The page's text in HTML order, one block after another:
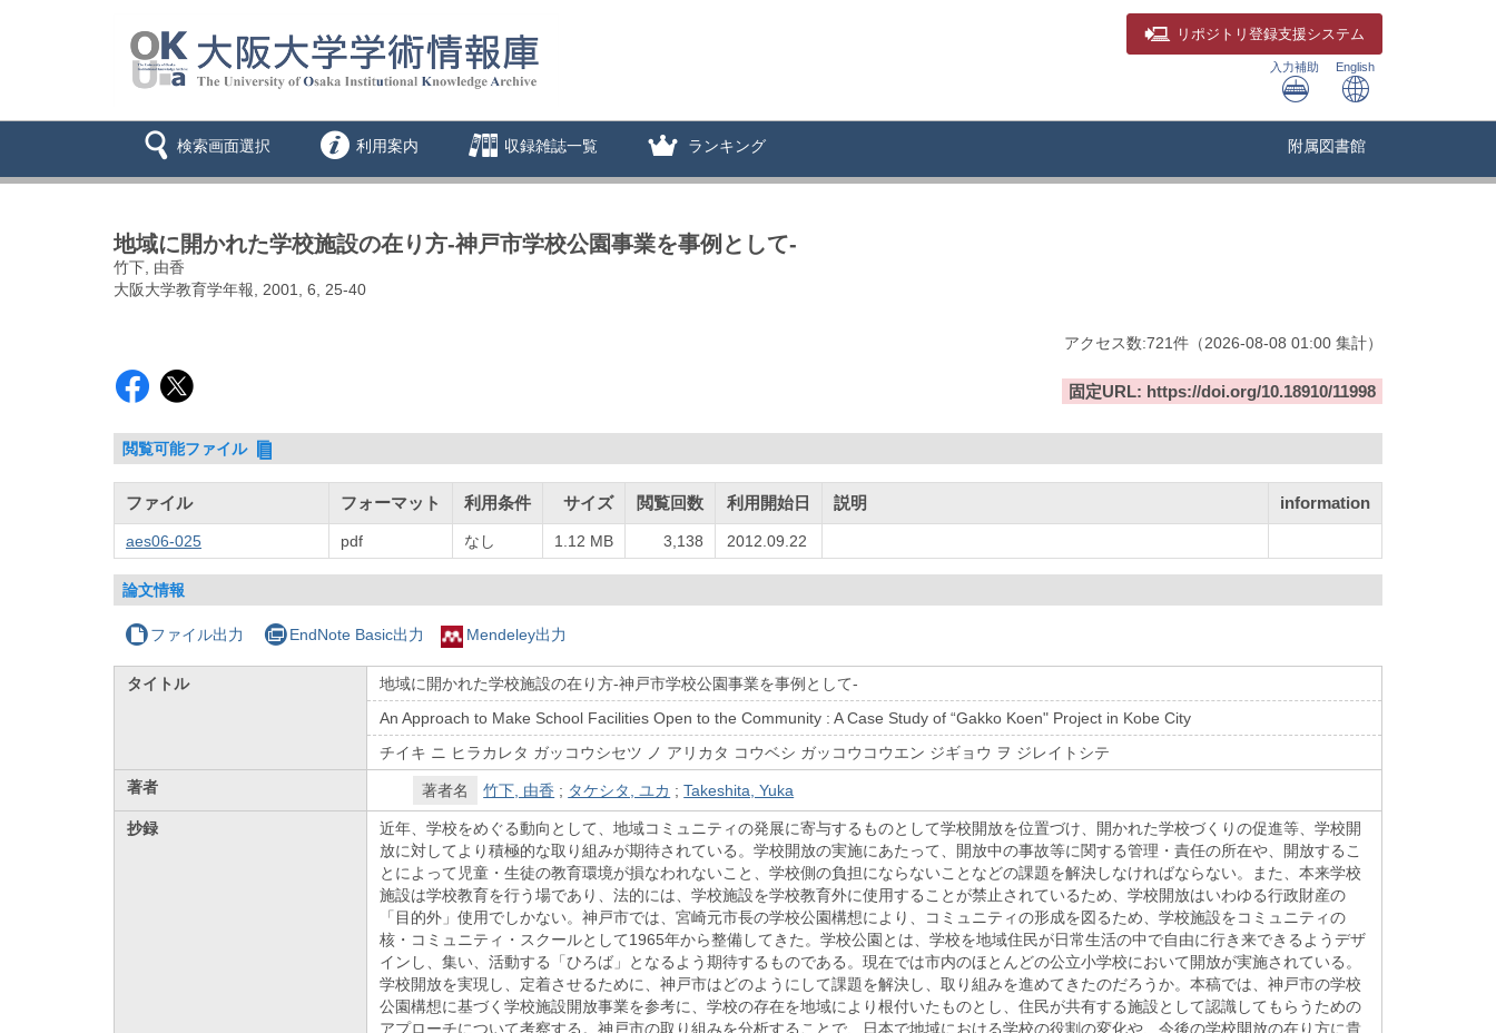
リポジトリ 登録支援システム
入力補助 English
検索画面選択 利用案内 収録雑誌一覧 ランキング 附属図書館
地域に開かれた学校施設の在り方-神戸市学校公園事業を事例として-
竹下, 由香
大阪大学教育学年報, 2001, 6, 25-40
アクセス数:721件 （2026-08-08 01:00 集計）
固定URL: https://doi.org/10.18910/11998
閲覧可能ファイル
ファイル フォーマット 利用条件 サイズ 閲覧回数 利用開始日 説明 information
aes06-025 pdf なし 1.12 MB 3,138 2012.09.22
論文情報
ファイル出力 EndNote Basic出力 Mendeley出力
タイトル
地域に開かれた学校施設の在り方-神戸市学校公園事業を事例として-
An Approach to Make School Facilities Open to the Community : A Case Study of “Gakko Koen" Project in Kobe City
チイキ ニ ヒラカレタ ガッコウシセツ ノ アリカタ コウベシ ガッコウコウエン ジギョウ ヲ ジレイトシテ
著者
著者名 竹下, 由香 ; タケシタ, ユカ ;Takeshita, Yuka
抄録
近年、学校をめぐる動向として、地域コミュニティの発展に寄与するものとして学校開放を位置づけ、開かれた学校づくりの促進等、学校開
放に対してより積極的な取り組みが期待されている。学校開放の実施にあたって、開放中の事故等に関する管理・責任の所在や、開放するこ
とによって児童・生徒の教育環境が損なわれないこと、学校側の負担にならないことなどの課題を解決しなければならない。また、本来学校
施設は学校教育を行う場であり、法的には、学校施設を学校教育外に使用することが禁止されているため、学校開放はいわゆる行政財産の
「目的外」使用でしかない。神戸市では、宮崎元市長の学校公園構想により、コミュニティの形成を図るため、学校施設をコミュニティの
核・コミュニティ・スクールとして1965年から整備してきた。学校公園とは、学校を地域住民が日常生活の中で自由に行き来できるようデザ
インし、集い、活動する「ひろば」となるよう期待するものである。現在では市内のほとんどの公立小学校において開放が実施されている。
学校開放を実現し、定着させるために、神戸市はどのようにして課題を解決し、取り組みを進めてきたのだろうか。本稿では、神戸市の学校
公園構想に基づく学校施設開放事業を参考に、学校の存在を地域により根付いたものとし、住民が共有する施設として認識してもらうための
アプローチについて考察する。神戸市の取り組みを分析することで、日本で地域における学校の役割の変化や、今後の学校開放の在り方に貴